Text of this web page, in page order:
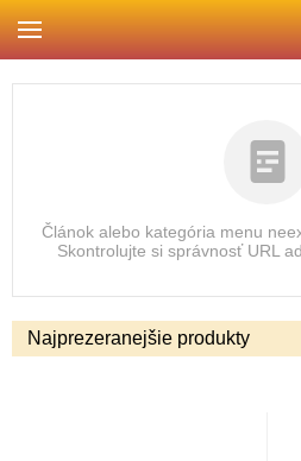
Článok alebo kategória menu
Skontrolujte si správnosť URL
Najprezeranejšie produkty